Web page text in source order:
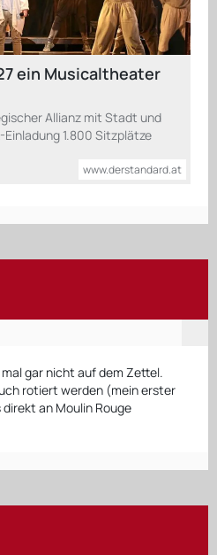
ein Musicaltheater
Allianz mit Stadt und
1.800 Sitzplätze
www.derstandard.at
gar nicht auf dem Zettel.
rotiert werden (mein erster
an Moulin Rouge